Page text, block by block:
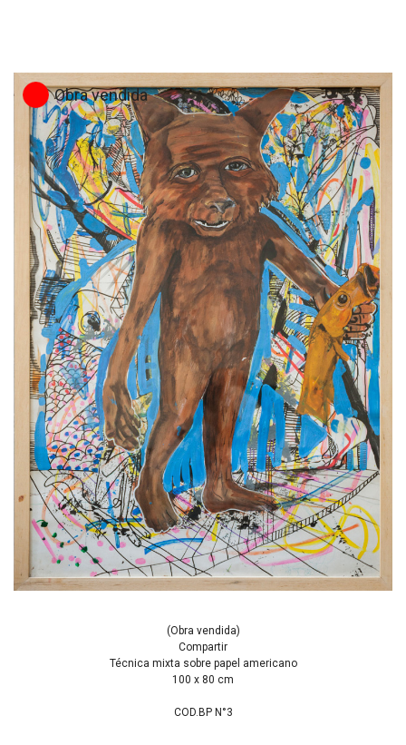
(Obra vendida)
Compartir
Técnica mixta sobre papel americano
100 x 80 cm
COD.BP N°3